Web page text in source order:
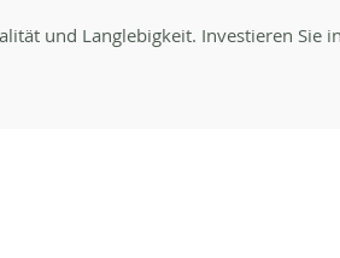
und Langlebigkeit. Investieren Sie